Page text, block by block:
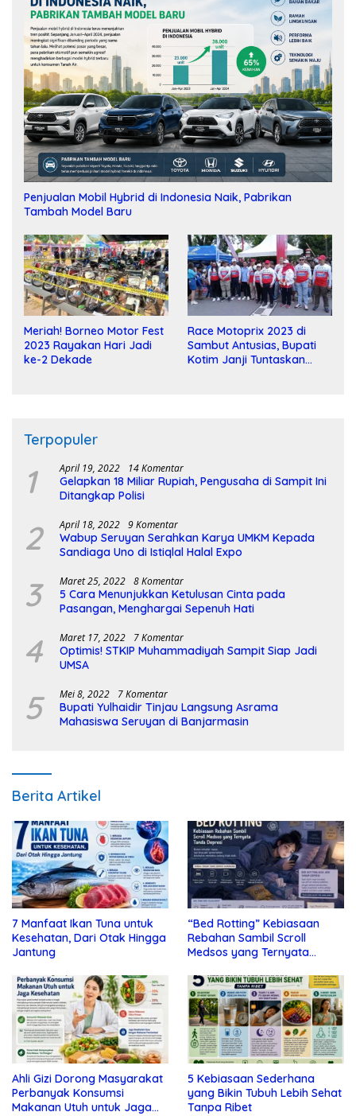
Penjualan Mobil Hybrid di Indonesia Naik, Pabrikan
Tambah Model Baru
Meriah! Borneo Motor Fest
2023 Rayakan Hari Jadi
ke-2 Dekade
Race Motoprix 2023 di
Sambut Antusias, Bupati
Kotim Janji Tuntaskan
Terpopuler
1 April 19, 2022 14 Komentar
Gelapkan 18 Miliar Rupiah, Pengusaha di Sampit Ini
Ditangkap Polisi
2 April 18, 2022 9 Komentar
Wabup Seruyan Serahkan Karya UMKM Kepada
Sandiaga Uno di Istiqlal Halal Expo
3 Maret 25, 2022 8 Komentar
5 Cara Menunjukkan Ketulusan Cinta pada
Pasangan, Menghargai Sepenuh Hati
4 Maret 17, 2022 7 Komentar
Optimis! STKIP Muhammadiyah Sampit Siap Jadi
UMSA
5 Mei 8, 2022 7 Komentar
Bupati Yulhaidir Tinjau Langsung Asrama
Mahasiswa Seruyan di Banjarmasin
Berita Artikel
7 Manfaat Ikan Tuna untuk
Kesehatan, Dari Otak Hingga
Jantung
“Bed Rotting” Kebiasaan
Rebahan Sambil Scroll
Medsos yang Ternyata
Ahli Gizi Dorong Masyarakat
Perbanyak Konsumsi
Makanan Utuh untuk Jaga
5 Kebiasaan Sederhana
yang Bikin Tubuh Lebih Sehat
Tanpa Ribet